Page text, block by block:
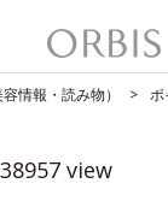
情報・読み物） ポ
view